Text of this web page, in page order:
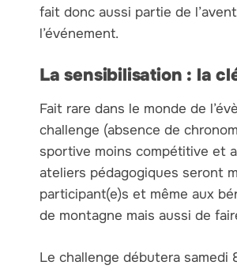
fait donc aussi partie de
l’événement.
La sensibilisation : la
Fait rare dans le monde de
challenge (absence de
sportive moins compétitive et
ateliers pédagogiques seront
participant(e)s et même aux
de montagne mais aussi de
Le challenge débutera samedi